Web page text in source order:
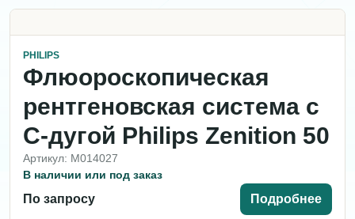
PHILIPS
Флюороскопическая
рентгеновская система с
С-дугой Philips Zenition 50
Артикул: M014027
В наличии или под заказ
По запросу Подробнее